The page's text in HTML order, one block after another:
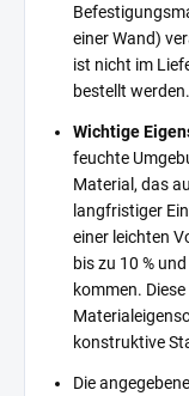
einer Wand)
ist nicht im
bestellt werden.
Wichtige
feuchte
Material, das
langfristiger
einer leichten
bis zu 10 %
kommen.
konstruktive
Die